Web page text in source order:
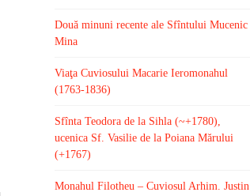
Două minuni recente ale Sfîntului Mucenic
Mina
Viaţa Cuviosului Macarie Ieromonahul
(1763-1836)
Sfînta Teodora de la Sihla (~+1780),
ucenica Sf. Vasilie de la Poiana Mărului
(+1767)
Monahul Filotheu – Cuviosul Arhim. Justin